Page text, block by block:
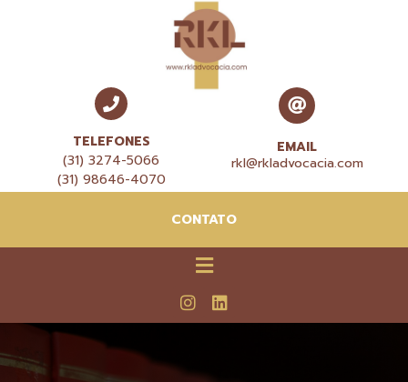
TELEFONES
(31) 3274-5066
(31) 98646-4070
EMAIL
rkl@rkladvocacia.com
CONTATO